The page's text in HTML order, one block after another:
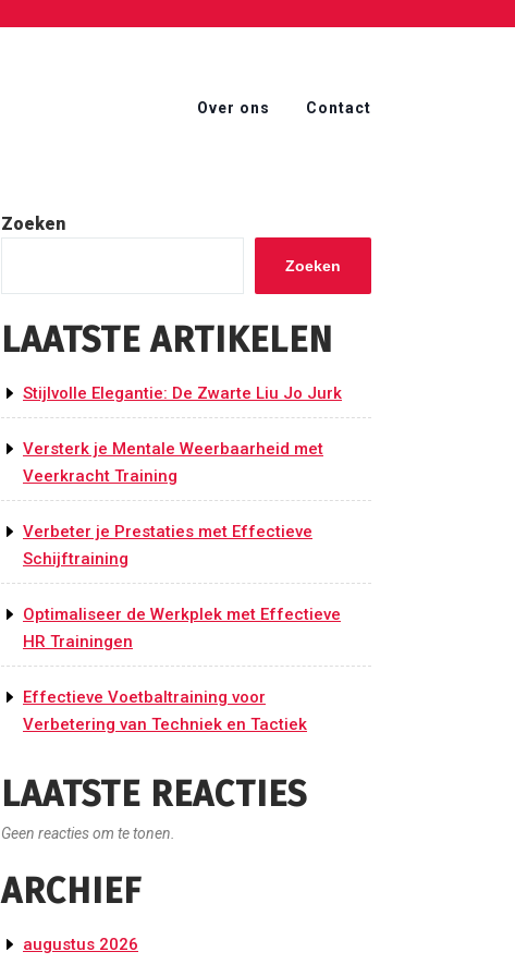
Over ons Contact
Zoeken
Zoeken
LAATSTE ARTIKELEN
Stijlvolle Elegantie: De Zwarte Liu Jo Jurk
Versterk je Mentale Weerbaarheid met
Veerkracht Training
Verbeter je Prestaties met Effectieve
Schijftraining
Optimaliseer de Werkplek met Effectieve
HR Trainingen
Effectieve Voetbaltraining voor
Verbetering van Techniek en Tactiek
LAATSTE REACTIES
Geen reacties om te tonen.
ARCHIEF
augustus 2026